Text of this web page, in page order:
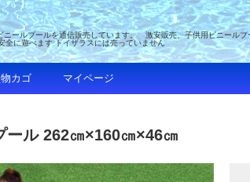
ニールプールを通信販売しています。 激安販売、子供用ビニー
に遊べます トイザラスには売っていません
カゴ マイページ
ール 262㎝×160㎝×46㎝